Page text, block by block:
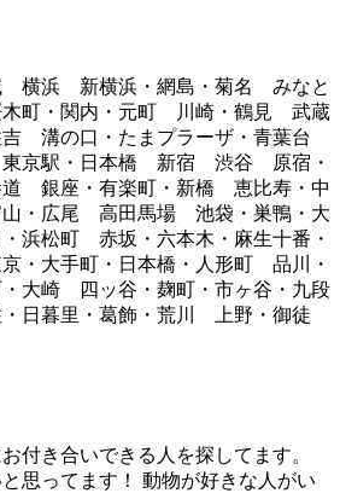
横浜 新横浜・網島・菊名 みなと
木町・関内・元町 川崎・鶴見 武蔵
吉 溝の口・たまプラーザ・青葉台
京駅・日本橋 新宿 渋谷 原宿・
道 銀座・有楽町・新橋 恵比寿・中
山・広尾 高田馬場 池袋・巣鴨・大
浜松町 赤坂・六本木・麻生十番・
・大手町・日本橋・人形町 品川・
・大崎 四ッ谷・麹町・市ヶ谷・九段
日暮里・葛飾・荒川 上野・御徒
付き合いできる人を探してます。
思ってます！ 動物が好きな人がい